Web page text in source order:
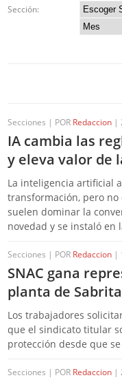
Sección:
Secciones | POR Redaccion |
IA cambia las
y eleva valor de
La inteligencia artificial
transformación, pero
suelen dominar la
novedad y se instaló en
Secciones | POR Redaccion |
SNAC gana
planta de
Los trabajadores
que el sindicato titular
protección desde que
Secciones | POR Redaccion |